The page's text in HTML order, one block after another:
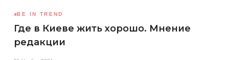
BE IN TREND
Где в Киеве жить хорошо. Мнение
редакции